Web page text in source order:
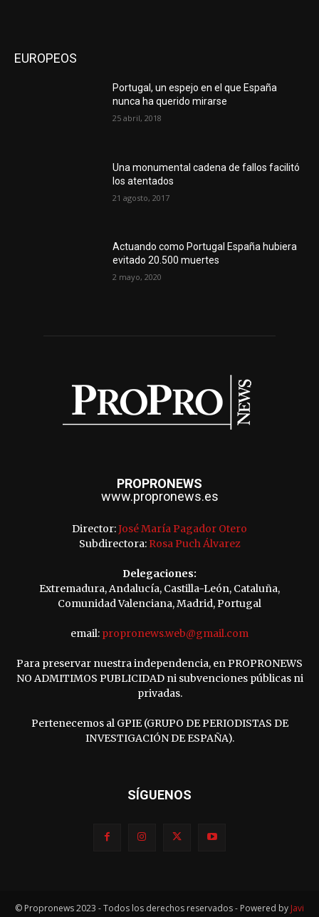
EUROPEOS
Portugal, un espejo en el que España
nunca ha querido mirarse
25 abril, 2018
Una monumental cadena de fallos facilitó
los atentados
21 agosto, 2017
Actuando como Portugal España hubiera
evitado 20.500 muertes
2 mayo, 2020
PROPRONEWS
www.propronews.es
Director:José María Pagador Otero
Subdirectora: Rosa Puch Álvarez
Delegaciones:
Extremadura, Andalucía, Castilla-León, Cataluña,
Comunidad Valenciana, Madrid, Portugal
email: propronews.web@gmail.com
Para preservar nuestra independencia, en PROPRONEWS
NO ADMITIMOS PUBLICIDAD ni subvenciones públicas ni
privadas.
Pertenecemos al GPIE (GRUPO DE PERIODISTAS DE
INVESTIGACIÓN DE ESPAÑA).
SÍGUENOS
© Propronews 2023 - Todos los derechos reservados - Powered by Javi